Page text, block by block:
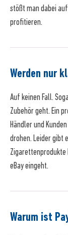
stößt man dabei
profitieren.
Werden nur
Auf keinen Fall.
Zubehör geht. Ein
Händler und
drohen. Leider gibt
Zigarettenprodukte
eBay eingeht.
Warum ist